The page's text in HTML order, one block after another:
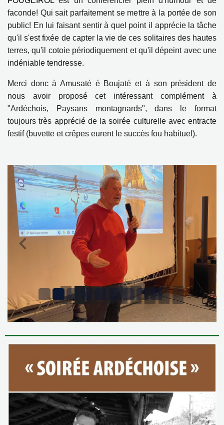
faconde! Qui sait parfaitement se mettre à la portée de son
public! En lui faisant sentir à quel point il apprécie la tâche
qu'il s'est fixée de capter la vie de ces solitaires des hautes
terres, qu'il cotoie périodiquement et qu'il dépeint avec une
indéniable tendresse.
Merci donc à Amusaté é Boujaté et à son président de
nous avoir proposé cet intéressant complément à
"Ardéchois, Paysans montagnards", dans le format
toujours très apprécié de la soirée culturelle avec entracte
festif (buvette et crêpes eurent le succès fou habituel).